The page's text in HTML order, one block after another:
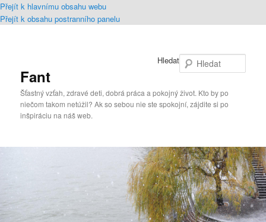
Přejít k hlavnímu obsahu webu
Přejít k obsahu postranního panelu
Fant
Šťastný vzťah, zdravé deti, dobrá práca a pokojný život. Kto by po
niečom takom netúžil? Ak so sebou nie ste spokojní, zájdite si po
inšpiráciu na náš web.
Hledat